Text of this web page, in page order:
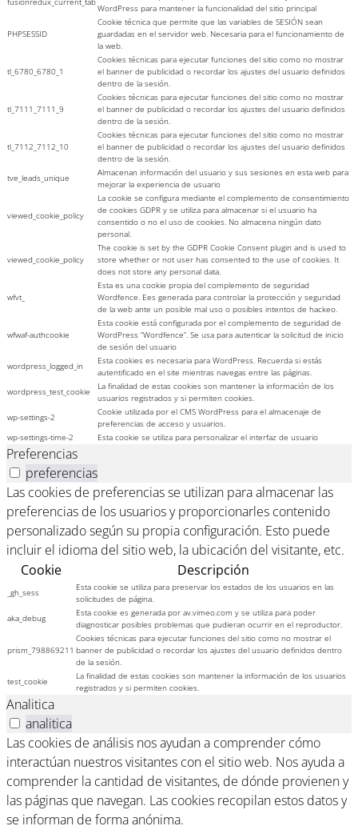
WordPress para mantener la funcionalidad del sitio principal
PHPSESSID
Cookie técnica que permite que las variables de SESIÓN sean
guardadas en el servidor web. Necesaria para el funcionamiento de
la web.
tl_6780_6780_1
Cookies técnicas para ejecutar funciones del sitio como no mostrar
el banner de publicidad o recordar los ajustes del usuario definidos
dentro de la sesión.
tl_7111_7111_9
Cookies técnicas para ejecutar funciones del sitio como no mostrar
el banner de publicidad o recordar los ajustes del usuario definidos
dentro de la sesión.
tl_7112_7112_10
Cookies técnicas para ejecutar funciones del sitio como no mostrar
el banner de publicidad o recordar los ajustes del usuario definidos
dentro de la sesión.
tve_leads_unique
Almacenan información del usuario y sus sesiones en esta web para
mejorar la experiencia de usuario
viewed_cookie_policy
La cookie se configura mediante el complemento de consentimiento
de cookies GDPR y se utiliza para almacenar si el usuario ha
consentido o no el uso de cookies. No almacena ningún dato
personal.
viewed_cookie_policy
The cookie is set by the GDPR Cookie Consent plugin and is used to
store whether or not user has consented to the use of cookies. It
does not store any personal data.
wfvt_
Esta es una cookie propia del complemento de seguridad
Wordfence. Ees generada para controlar la protección y seguridad
de la web ante un posible mal uso o posibles intentos de hackeo.
wfwaf-authcookie
Esta cookie está configurada por el complemento de seguridad de
WordPress “Wordfence”. Se usa para autenticar la solicitud de inicio
de sesión del usuario
wordpress_logged_in
Esta cookies es necesaria para WordPress. Recuerda si estás
autentificado en el site mientras navegas entre las páginas.
wordpress_test_cookie
La finalidad de estas cookies son mantener la información de los
usuarios registrados y si permiten cookies.
wp-settings-2
Cookie utilizada por el CMS WordPress para el almacenaje de
preferencias de acceso y usuarios.
wp-settings-time-2
Esta cookie se utiliza para personalizar el interfaz de usuario
Preferencias
preferencias
Las cookies de preferencias se utilizan para almacenar las
preferencias de los usuarios y proporcionarles contenido
personalizado según su propia configuración. Esto puede
incluir el idioma del sitio web, la ubicación del visitante, etc.
Cookie
Descripción
_gh_sess
Esta cookie se utiliza para preservar los estados de los usuarios en las
solicitudes de página.
aka_debug
Esta cookie es generada por av.vimeo.com y se utiliza para poder
diagnosticar posibles problemas que pudieran ocurrir en el reproductor.
prism_798869211
Cookies técnicas para ejecutar funciones del sitio como no mostrar el
banner de publicidad o recordar los ajustes del usuario definidos dentro
de la sesión.
test_cookie
La finalidad de estas cookies son mantener la información de los usuarios
registrados y si permiten cookies.
Analitica
analitica
Las cookies de análisis nos ayudan a comprender cómo
interactúan nuestros visitantes con el sitio web. Nos ayuda a
comprender la cantidad de visitantes, de dónde provienen y
las páginas que navegan. Las cookies recopilan estos datos y
se informan de forma anónima.